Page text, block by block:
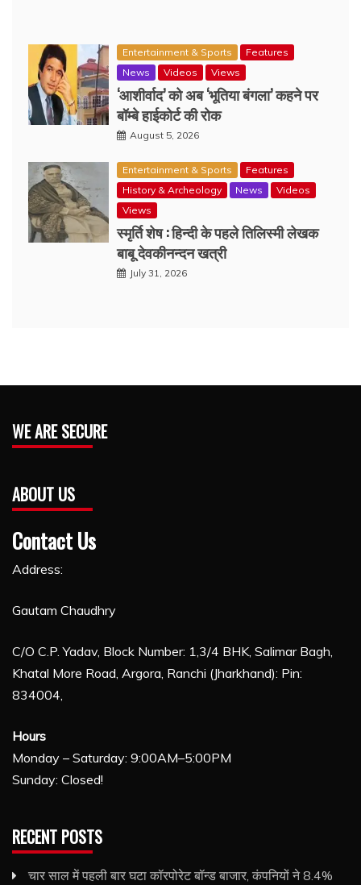
Entertainment & Sports
Features
News
Videos Views
‘आशीर्वाद’ को अब ‘भूतिया बंगला’ कहने पर
बॉम्बे हाईकोर्ट की रोक
August 5, 2026
Entertainment & Sports
Features
History & Archeology
News
Videos
Views
स्मृर्ति शेष : हिन्दी के पहले तिलिस्मी लेखक
बाबू देवकीनन्दन खत्री
July 31, 2026
WE ARE SECURE
ABOUT US
Contact Us
Address:
Gautam Chaudhry
C/O C.P. Yadav, Block Number: 1,3/4 BHK, Salimar Bagh,
Khatal More Road, Argora, Ranchi (Jharkhand): Pin:
834004,
Hours
Monday – Saturday: 9:00AM–5:00PM
Sunday: Closed!
RECENT POSTS
चार साल में पहली बार घटा कॉरपोरेट बॉन्ड बाजार, कंपनियों ने 8.4%